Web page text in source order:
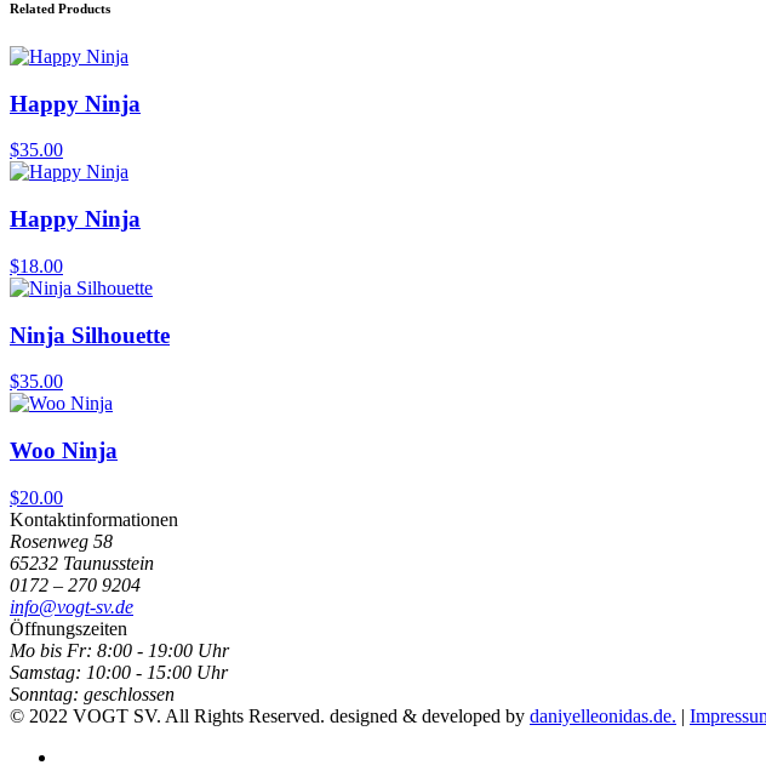
Related Products
Happy Ninja
$35.00
Happy Ninja
$18.00
Ninja Silhouette
$35.00
Woo Ninja
$20.00
Kontaktinformationen
Rosenweg 58
65232 Taunusstein
0172 – 270 9204
info@vogt-sv.de
Öffnungszeiten
Mo bis Fr: 8:00 - 19:00 Uhr
Samstag: 10:00 - 15:00 Uhr
Sonntag: geschlossen
© 2022 VOGT SV. All Rights Reserved. designed & developed by daniyelleonidas.de. |